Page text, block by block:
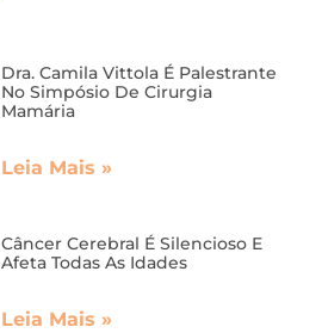
Dra. Camila Vittola É Palestrante
No Simpósio De Cirurgia
Mamária
Leia Mais »
Câncer Cerebral É Silencioso E
Afeta Todas As Idades
Leia Mais »